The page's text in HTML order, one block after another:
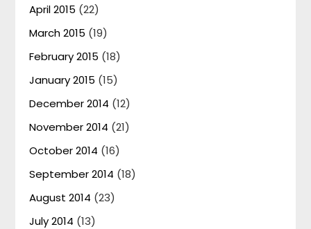
April 2015 (22)
March 2015 (19)
February 2015 (18)
January 2015 (15)
December 2014 (12)
November 2014 (21)
October 2014 (16)
September 2014 (18)
August 2014 (23)
July 2014 (13)